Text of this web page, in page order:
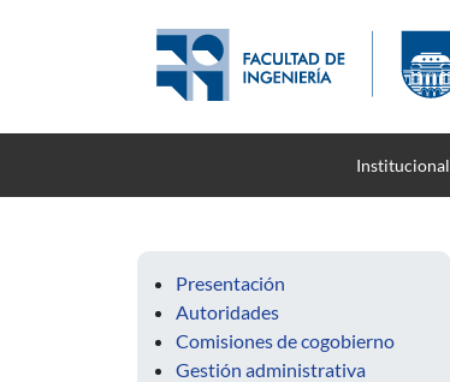
Institucional
Presentación
Autoridades
Comisiones de cogobierno
Gestión administrativa